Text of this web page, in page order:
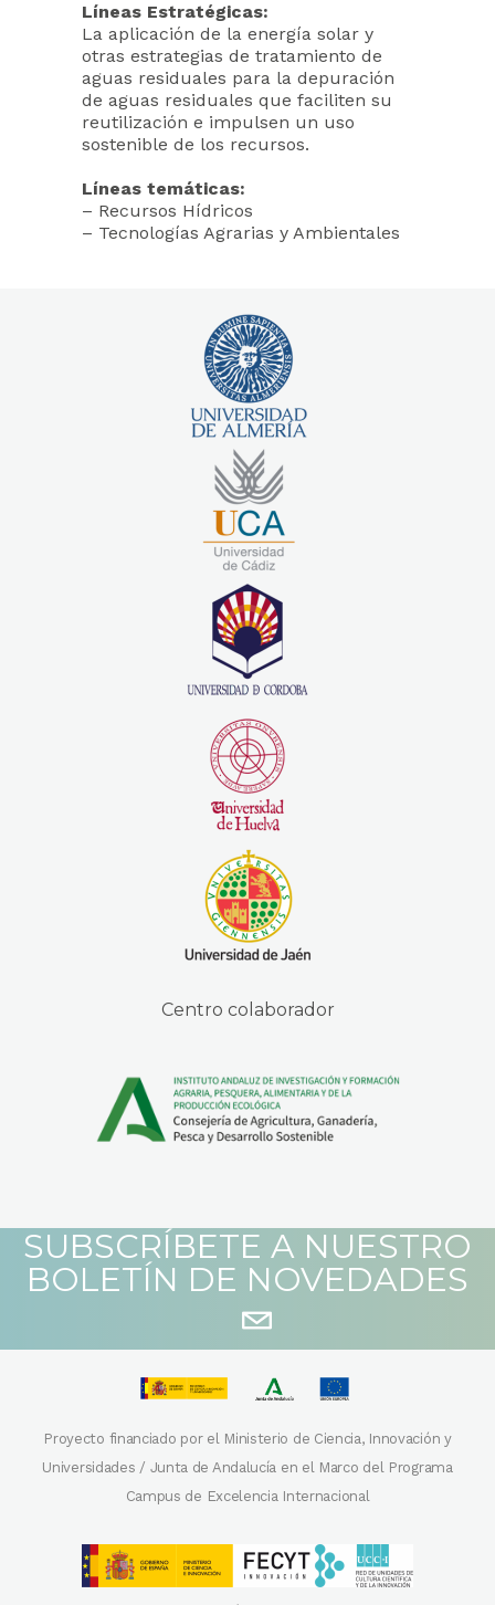
Líneas Estratégicas:
La aplicación de la energía solar y
otras estrategias de tratamiento de
aguas residuales para la depuración
de aguas residuales que faciliten su
reutilización e impulsen un uso
sostenible de los recursos.
Líneas temáticas:
– Recursos Hídricos
– Tecnologías Agrarias y Ambientales
Centro colaborador
SUBSCRÍBETE A NUESTRO
BOLETÍN DE NOVEDADES
Proyecto financiado por el Ministerio de Ciencia, Innovación y
Universidades / Junta de Andalucía en el Marco del Programa
Campus de Excelencia Internacional